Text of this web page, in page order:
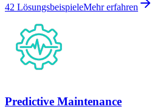
42 LösungsbeispieleMehr erfahren
Predictive Maintenance